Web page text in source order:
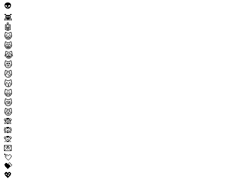
👽
👾
🤖
😺
😸
😹
😻
😼
😽
🙀
😿
😾
🙈
🙉
🙊
💌
💘
💝
💖